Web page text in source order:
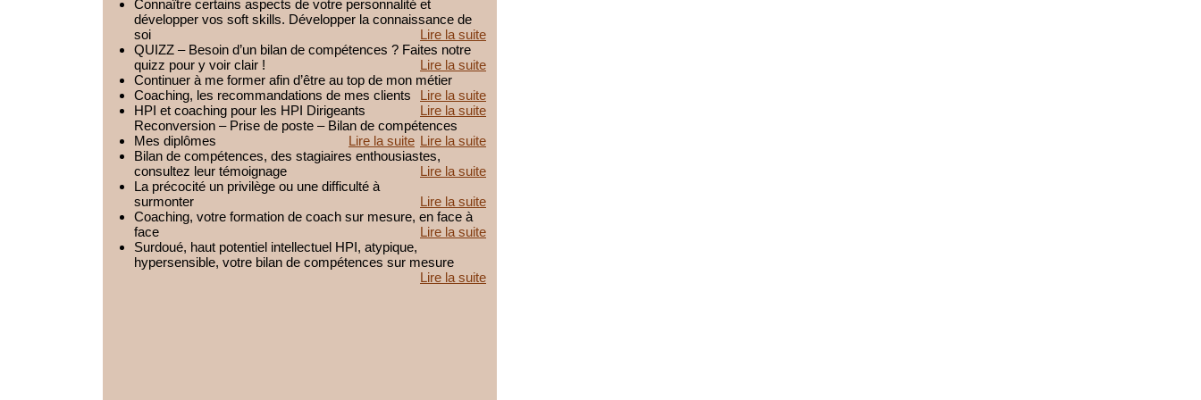
Connaître certains aspects de votre personnalité et
développer vos soft skills. Développer la connaissance de
soi
Lire la suite
QUIZZ – Besoin d’un bilan de compétences ? Faites notre
quizz pour y voir clair !
Lire la suite
Continuer à me former afin d’être au top de mon métier
Lire la suite
Coaching, les recommandations de mes clients
Lire la suite
HPI et coaching pour les HPI Dirigeants
Reconversion – Prise de poste – Bilan de compétences
Lire la suite
Mes diplômes
Lire la suite
Bilan de compétences, des stagiaires enthousiastes,
consultez leur témoignage
Lire la suite
La précocité un privilège ou une difficulté à
surmonter
Lire la suite
Coaching, votre formation de coach sur mesure, en face à
face
Lire la suite
Surdoué, haut potentiel intellectuel HPI, atypique,
hypersensible, votre bilan de compétences sur mesure
Lire la suite